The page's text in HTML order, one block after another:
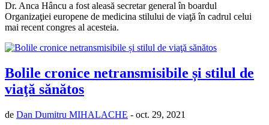
Dr. Anca Hâncu a fost aleasă secretar general în boardul
Organizaţiei europene de medicina stilului de viaţă în cadrul celui
mai recent congres al acesteia.
Bolile cronice netransmisibile și stilul de
viaţă sănătos
de Dan Dumitru MIHALACHE - oct. 29, 2021